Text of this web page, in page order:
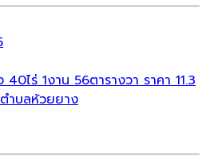
ไร่ 1งาน 56ตารางวา ราคา 11.3
ำบลห้วยยาง